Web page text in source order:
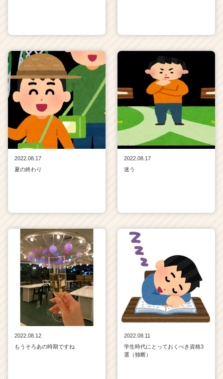
2022.08.17
夏の終わり
2022.08.17
迷う
2022.08.12
もうそろあの時期ですね
2022.08.11
学生時代にとっておくべき資格3
選（独断）